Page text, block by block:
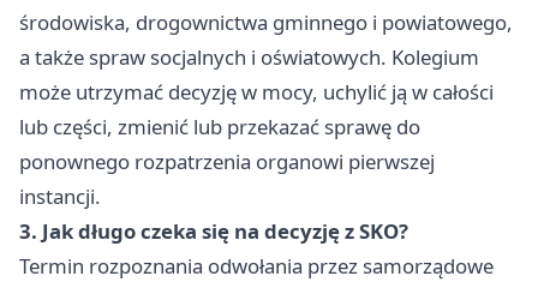
środowiska, drogownictwa gminnego i powiatowego,
a także spraw socjalnych i oświatowych. Kolegium
może utrzymać decyzję w mocy, uchylić ją w całości
lub części, zmienić lub przekazać sprawę do
ponownego rozpatrzenia organowi pierwszej
instancji.
3. Jak długo czeka się na decyzję z SKO?
Termin rozpoznania odwołania przez samorządowe